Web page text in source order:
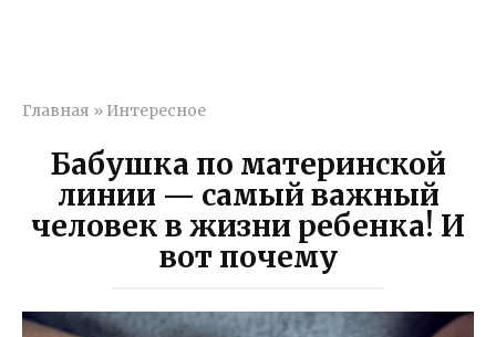
Главная » Интересное
Бабушка по материнской
линии — самый важный
человек в жизни ребенка! И
вот почему